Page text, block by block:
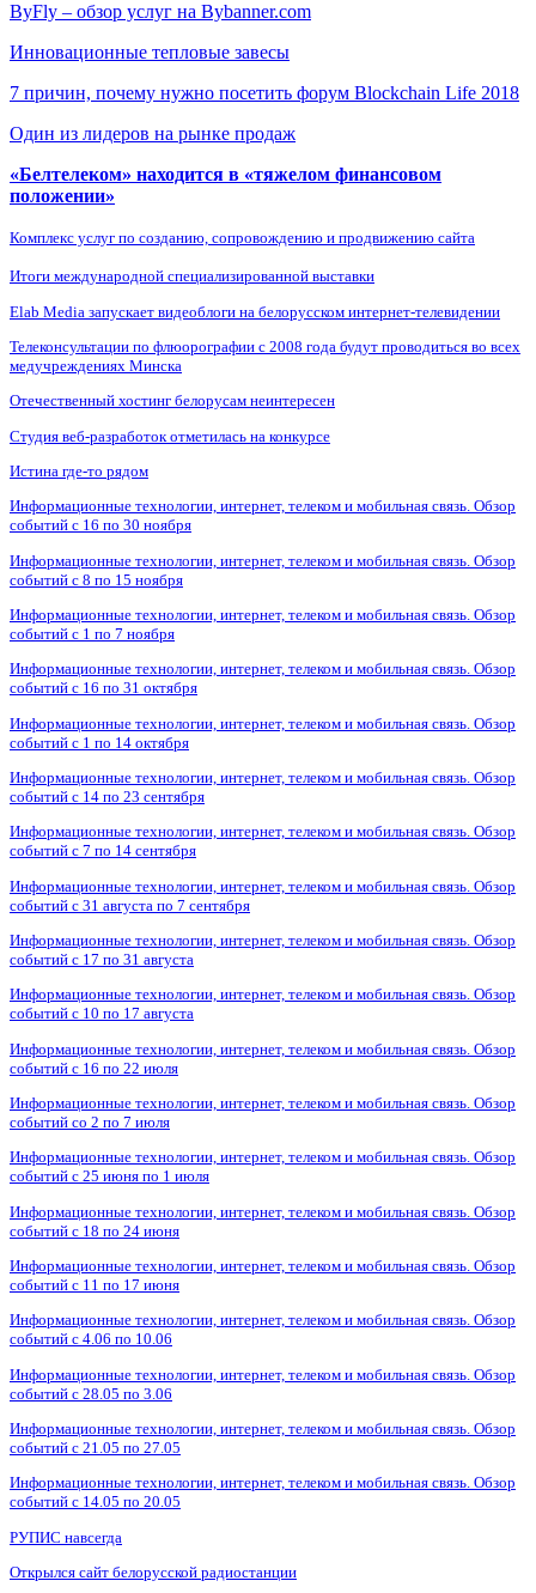
ByFly – обзор услуг на Bybanner.com
Инновационные тепловые завесы
7 причин, почему нужно посетить форум Blockchain Life 2018
Один из лидеров на рынке продаж
«Белтелеком» находится в «тяжелом финансовом
положении»
Комплекс услуг по созданию, сопровождению и продвижению сайта
Итоги международной специализированной выставки
Elab Media запускает видеоблоги на белорусском интернет-телевидении
Телеконсультации по флюорографии с 2008 года будут проводиться во всех
медучреждениях Минска
Отечественный хостинг белорусам неинтересен
Студия веб-разработок отметилась на конкурсе
Истина где-то рядом
Информационные технологии, интернет, телеком и мобильная связь. Обзор
событий с 16 по 30 ноября
Информационные технологии, интернет, телеком и мобильная связь. Обзор
событий с 8 по 15 ноября
Информационные технологии, интернет, телеком и мобильная связь. Обзор
событий с 1 по 7 ноября
Информационные технологии, интернет, телеком и мобильная связь. Обзор
событий с 16 по 31 октября
Информационные технологии, интернет, телеком и мобильная связь. Обзор
событий с 1 по 14 октября
Информационные технологии, интернет, телеком и мобильная связь. Обзор
событий с 14 по 23 сентября
Информационные технологии, интернет, телеком и мобильная связь. Обзор
событий с 7 по 14 сентября
Информационные технологии, интернет, телеком и мобильная связь. Обзор
событий с 31 августа по 7 сентября
Информационные технологии, интернет, телеком и мобильная связь. Обзор
событий с 17 по 31 августа
Информационные технологии, интернет, телеком и мобильная связь. Обзор
событий с 10 по 17 августа
Информационные технологии, интернет, телеком и мобильная связь. Обзор
событий с 16 по 22 июля
Информационные технологии, интернет, телеком и мобильная связь. Обзор
событий со 2 по 7 июля
Информационные технологии, интернет, телеком и мобильная связь. Обзор
событий с 25 июня по 1 июля
Информационные технологии, интернет, телеком и мобильная связь. Обзор
событий с 18 по 24 июня
Информационные технологии, интернет, телеком и мобильная связь. Обзор
событий с 11 по 17 июня
Информационные технологии, интернет, телеком и мобильная связь. Обзор
событий с 4.06 по 10.06
Информационные технологии, интернет, телеком и мобильная связь. Обзор
событий с 28.05 по 3.06
Информационные технологии, интернет, телеком и мобильная связь. Обзор
событий с 21.05 по 27.05
Информационные технологии, интернет, телеком и мобильная связь. Обзор
событий с 14.05 по 20.05
РУПИС навсегда
Открылся сайт белорусской радиостанции